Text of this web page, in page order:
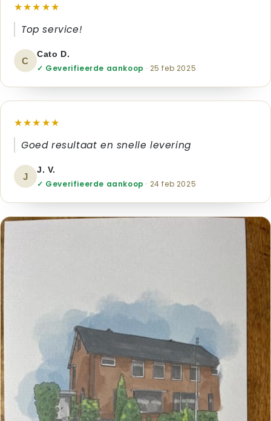
★★★★★
Top service!
C
Cato D.
✓ Geverifieerde aankoop · 25 feb 2025
★★★★★
Goed resultaat en snelle levering
J
J. V.
✓ Geverifieerde aankoop · 24 feb 2025